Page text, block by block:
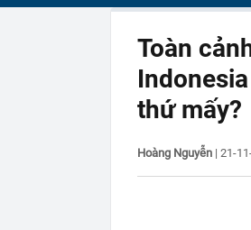
Toàn
thứ mấy?
Hoàng Nguyễn | 21-